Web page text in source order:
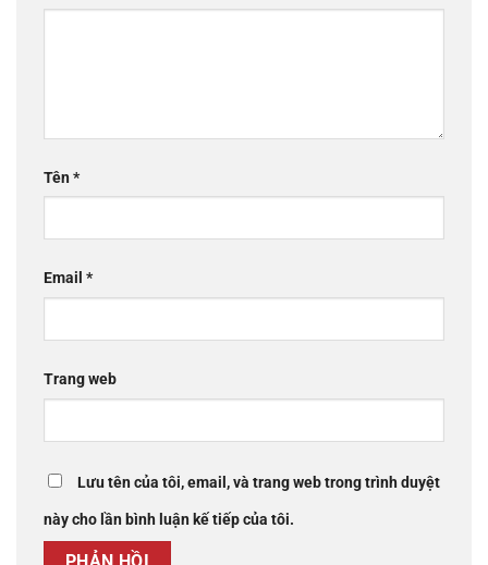
Tên*
Email *
Trang web
Lưu tên của tôi, email, và trang web trong trình duyệt
này cho lần bình luận kế tiếp của tôi.